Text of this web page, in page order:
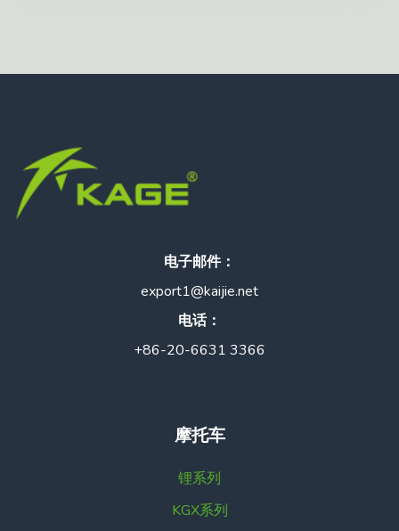
电子邮件：
export1@kaijie.net
电话：
+86-20-6631 3366
摩托车
锂系列
KGX系列